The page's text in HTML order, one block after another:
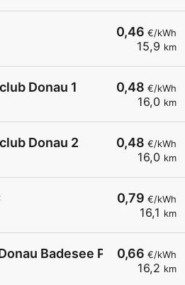
0,46 €/kWh
15,9 km
0,48 €/kWh
16,0 km
Donau 1
0,48 €/kWh
16,0 km
Donau 2
0,79 €/kWh
16,1 km
0,66 €/kWh
16,2 km
Badesee Parkplatz